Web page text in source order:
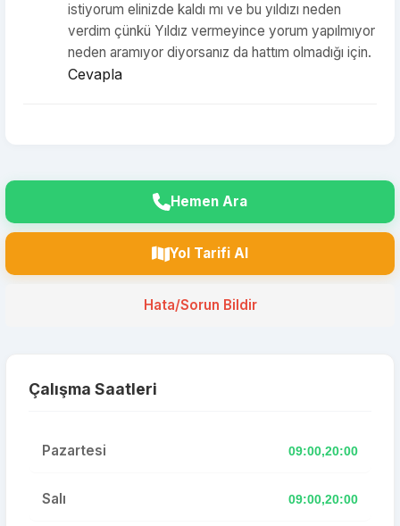
istiyorum elinizde kaldı mı ve bu yıldızı neden
verdim çünkü Yıldız vermeyince yorum yapılmıyor
neden aramıyor diyorsanız da hattım olmadığı için.
Cevapla
Hemen Ara
Yol Tarifi Al
Hata/Sorun Bildir
Çalışma Saatleri
Pazartesi 09:00,20:00
Salı 09:00,20:00